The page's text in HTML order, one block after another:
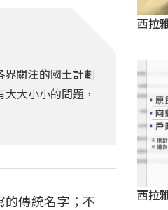
關注的國土計劃
大小小的問題，
的傳統名字；不
西拉
西拉